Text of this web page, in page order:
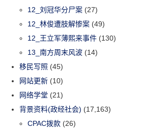
12_刘冠华分尸案 (27)
12_林俊遭肢解惨案 (49)
12_王立军薄熙来事件 (130)
13_南方周末风波 (14)
移民写照 (45)
网站更新 (10)
网络学堂 (21)
背景资料(政经社会) (17,163)
CPAC拨款 (26)